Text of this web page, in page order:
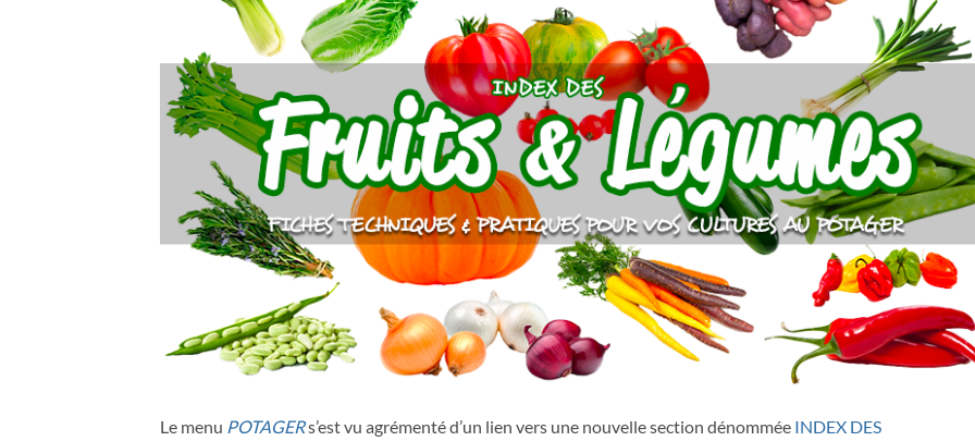
Le menu POTAGERs’est vu agrémenté d’un lien vers une nouvelle section dénommée INDEX DES